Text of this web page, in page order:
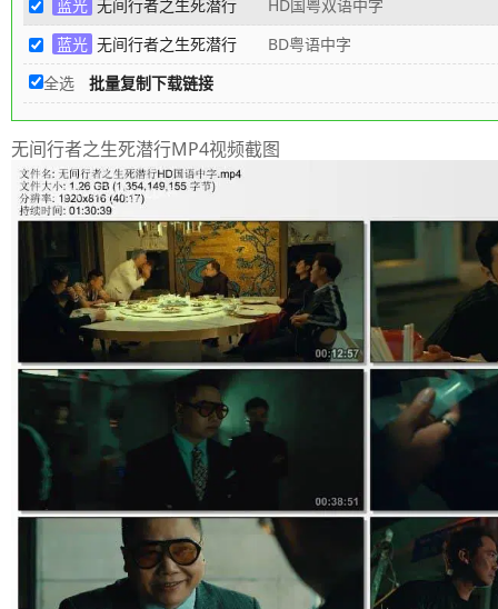
蓝光 无间行者之生死潜行 HD国粤双语中字
蓝光 无间行者之生死潜行 BD粤语中字
全选
批量复制下载链接
无间行者之生死潜行MP4视频截图